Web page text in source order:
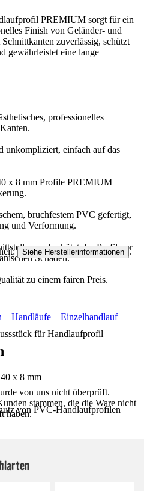
PREMIUM sorgt für ein
Finish von Geländer- und
zuverlässig, schützt
gewährleistet eine lange
professionelles
unkompliziert, einfach auf das
x 8 mm Profile PREMIUM
bruchfestem PVC gefertigt,
und Verformung.
und schützt das Profil vor
Schäden.
zu einem fairen Preis.
für Handlaufprofil
x 8 mm
von PVC-Handlaufprofilen
Siehe Herstellerinformationen .
Handläufe
Einzelhandlauf
von uns nicht überprüft.
stammen, die die Ware nicht
haben.